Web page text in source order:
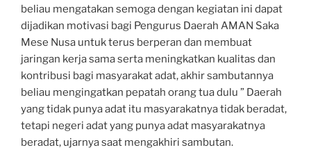
beliau mengatakan semoga dengan kegiatan ini dapat
dijadikan motivasi bagi Pengurus Daerah AMAN Saka
Mese Nusa untuk terus berperan dan membuat
jaringan kerja sama serta meningkatkan kualitas dan
kontribusi bagi masyarakat adat, akhir sambutannya
beliau mengingatkan pepatah orang tua dulu ” Daerah
yang tidak punya adat itu masyarakatnya tidak beradat,
tetapi negeri adat yang punya adat masyarakatnya
beradat, ujarnya saat mengakhiri sambutan.